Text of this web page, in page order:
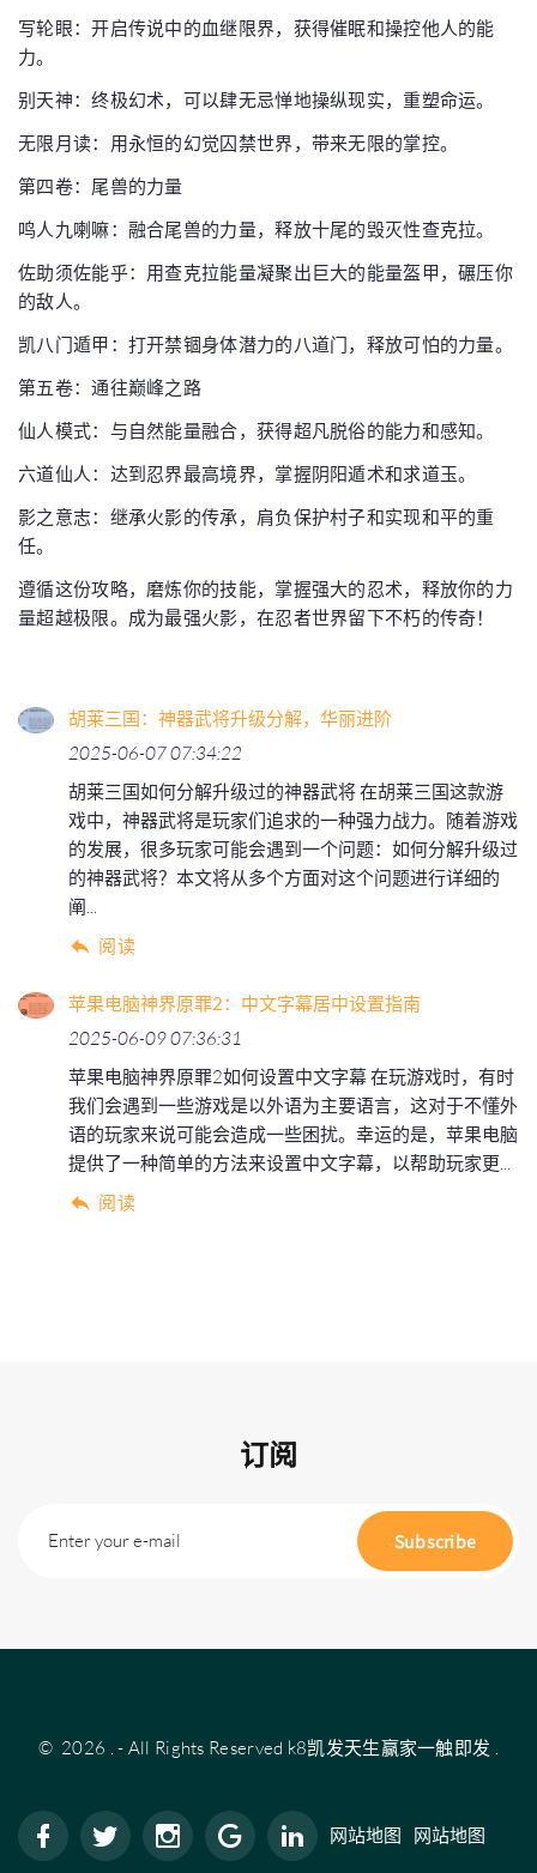
写轮眼：开启传说中的血继限界，获得催眠和操控他人的能
力。
别天神：终极幻术，可以肆无忌惮地操纵现实，重塑命运。
无限月读：用永恒的幻觉囚禁世界，带来无限的掌控。
第四卷：尾兽的力量
鸣人九喇嘛：融合尾兽的力量，释放十尾的毁灭性查克拉。
佐助须佐能乎：用查克拉能量凝聚出巨大的能量盔甲，碾压你
的敌人。
凯八门遁甲：打开禁锢身体潜力的八道门，释放可怕的力量。
第五卷：通往巅峰之路
仙人模式：与自然能量融合，获得超凡脱俗的能力和感知。
六道仙人：达到忍界最高境界，掌握阴阳遁术和求道玉。
影之意志：继承火影的传承，肩负保护村子和实现和平的重
任。
遵循这份攻略，磨炼你的技能，掌握强大的忍术，释放你的力
量超越极限。成为最强火影，在忍者世界留下不朽的传奇！
胡莱三国：神器武将升级分解，华丽进阶
2025-06-07 07:34:22
胡莱三国如何分解升级过的神器武将 在胡莱三国这款游
戏中，神器武将是玩家们追求的一种强力战力。随着游戏
的发展，很多玩家可能会遇到一个问题：如何分解升级过
的神器武将？本文将从多个方面对这个问题进行详细的
阐...
阅读
苹果电脑神界原罪2：中文字幕居中设置指南
2025-06-09 07:36:31
苹果电脑神界原罪2如何设置中文字幕 在玩游戏时，有时
我们会遇到一些游戏是以外语为主要语言，这对于不懂外
语的玩家来说可能会造成一些困扰。幸运的是，苹果电脑
提供了一种简单的方法来设置中文字幕，以帮助玩家更...
阅读
订阅
Enter your e-mail Subscribe
© 2026 .- All Rights Reserved k8凯发天生赢家一触即发 .
网站地图 网站地图